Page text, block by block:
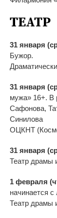
ТЕАТР
31 января
Бужор.
31 января
мужа» 16+. В
Сафонова,
Синилова
ОЦКНТ
31 января
Театр драмы
1 февраля
начинается с
Театр драмы